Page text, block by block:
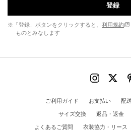
登録
※「登録」ボタンをクリックすると、 利用規約
ものとみなします
ご利用ガイド お支払い 配
サイズ交換
返品・返金
よくあるご質問
衣装協力・リース